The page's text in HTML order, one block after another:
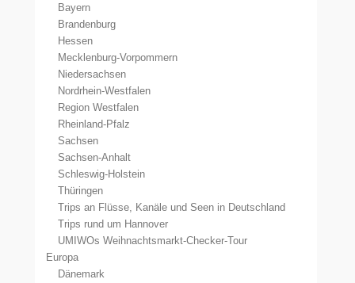
Bayern
Brandenburg
Hessen
Mecklenburg-Vorpommern
Niedersachsen
Nordrhein-Westfalen
Region Westfalen
Rheinland-Pfalz
Sachsen
Sachsen-Anhalt
Schleswig-Holstein
Thüringen
Trips an Flüsse, Kanäle und Seen in Deutschland
Trips rund um Hannover
UMIWOs Weihnachtsmarkt-Checker-Tour
Europa
Dänemark